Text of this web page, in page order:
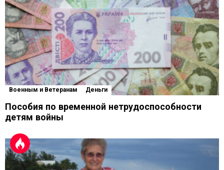
Военным и Ветеранам Деньги
Пособия по временной нетрудоспособности
детям войны